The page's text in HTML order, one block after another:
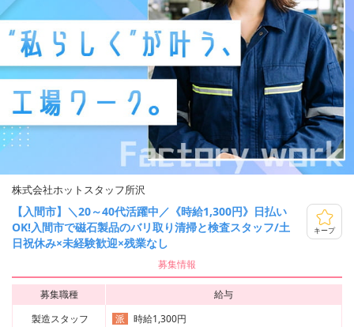
株式会社ホットスタッフ所沢
【入間市】＼20～40代活躍中／《時給1,300円》日払い
OK!入間市で磁石製品のバリ取り清掃と検査スタッフ/土
日祝休み×未経験歓迎×残業なし
キープ
募集情報
募集職種
給与
製造スタッフ
派 時給1,300円